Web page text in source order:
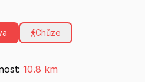
Chůze
10.8 km